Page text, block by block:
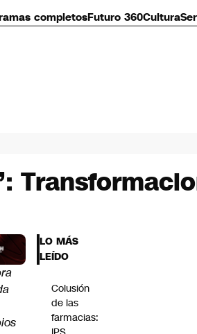
completosFuturo 360Cultura
LO MÁS
LEÍDO
Colusión
de las
farmacias: